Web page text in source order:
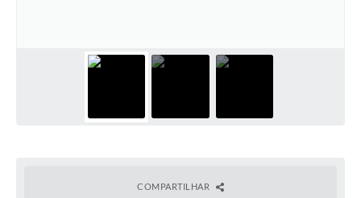
COMPARTILHAR